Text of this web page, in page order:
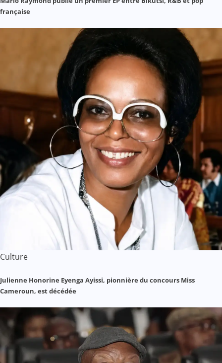
française
Culture
Julienne Honorine Eyenga Ayissi, pionnière du concours Miss
Cameroun, est décédée